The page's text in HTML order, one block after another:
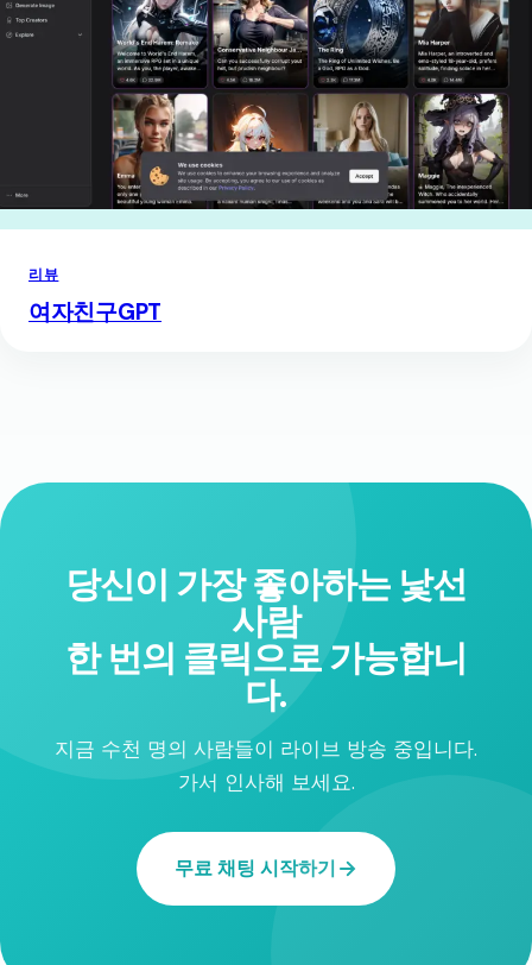
리뷰
여자친구GPT
당신이 가장 좋아하는 낯선
사람
한 번의 클릭으로 가능합니
다.
지금 수천 명의 사람들이 라이브 방송 중입니다.
가서 인사해 보세요.
무료 채팅 시작하기